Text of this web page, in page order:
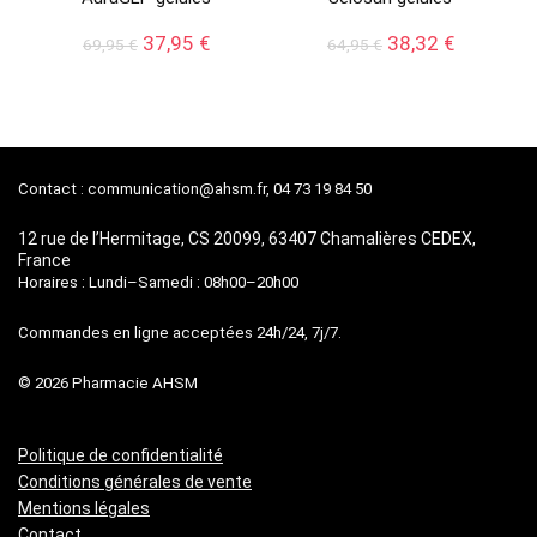
69,95€ Le
37,95 €Le
64,95€ Le
38,32 €Le
Contact : communication@ahsm.fr, 04 73 19 84 50
12 rue de l’Hermitage, CS 20099, 63407 Chamalières CEDEX,
France
Horaires : Lundi–Samedi : 08h00–20h00
Commandes en ligne acceptées 24h/24, 7j/7.
© 2026 Pharmacie AHSM
Politique de confidentialité
Conditions générales de vente
Mentions légales